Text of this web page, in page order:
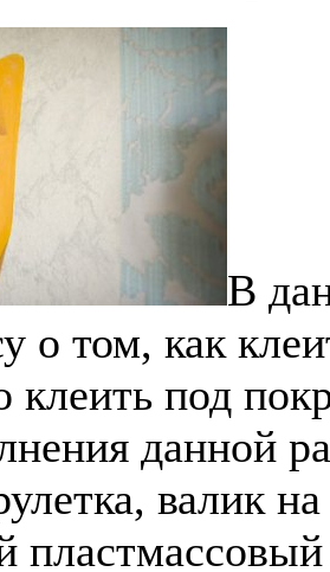
В
о том, как
клеить под
данной
валик